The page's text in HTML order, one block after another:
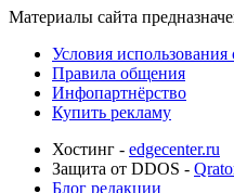
Материалы сайта
Условия использования
Правила общения
Инфопартнёрство
Купить рекламу
Хостинг - edgecenter.ru
Защита от DDOS -
Блог редакции